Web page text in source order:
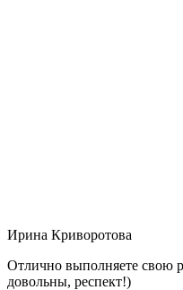
Ирина Криворотова
Отлично выполняете свою
довольны, респект!)